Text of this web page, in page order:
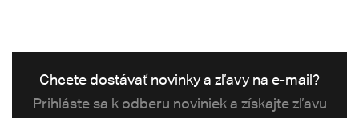
Chcete dostávať novinky a zľavy na e-mail?
Prihláste sa k odberu noviniek a získajte zľavu